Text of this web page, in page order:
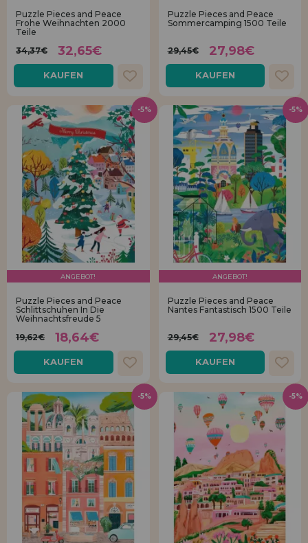
Puzzle Pieces and Peace
Frohe Weihnachten 2000
Teile
34,37€
32,65€
KAUFEN
Puzzle Pieces and Peace
Sommercamping 1500 Teile
29,45€ 27,98€
KAUFEN
ANGEBOT!
Puzzle Pieces and Peace
Schlittschuhen In Die
Weihnachtsfreude 5
19,62€
18,64€
KAUFEN
-5%
ANGEBOT!
Puzzle Pieces and Peace
Nantes Fantastisch 1500 Teile
29,45€ 27,98€
KAUFEN
-5%
-5% -5%